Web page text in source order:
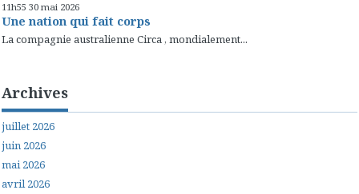
11h55 30 mai 2026
Une nation qui fait corps
La compagnie australienne Circa , mondialement...
Archives
juillet 2026
juin 2026
mai 2026
avril 2026